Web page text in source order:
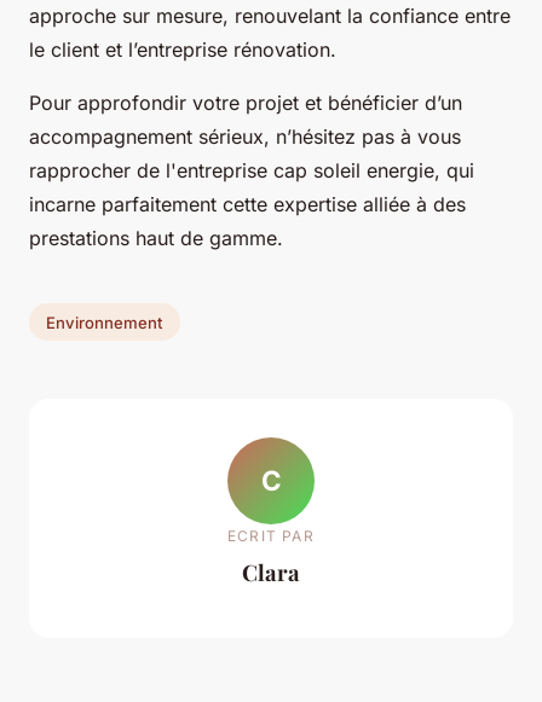
approche sur mesure, renouvelant la confiance entre
le client et l’entreprise rénovation.
Pour approfondir votre projet et bénéficier d’un
accompagnement sérieux, n’hésitez pas à vous
rapprocher de l'entreprise cap soleil energie, qui
incarne parfaitement cette expertise alliée à des
prestations haut de gamme.
Environnement
C
ECRIT PAR
Clara